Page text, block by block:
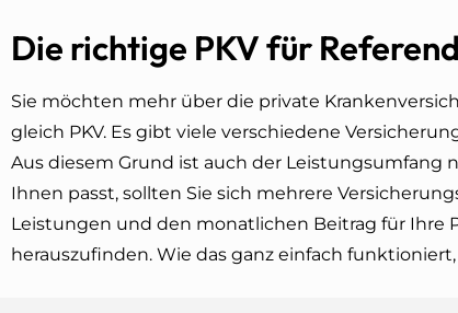
Die richtige PKV für
Sie möchten mehr über die private
gleich PKV. Es gibt viele verschiedene
Aus diesem Grund ist auch der Leistungsumfang
Ihnen passt, sollten Sie sich mehrere
Leistungen und den monatlichen Beitrag für Ihre
herauszufinden. Wie das ganz einfach